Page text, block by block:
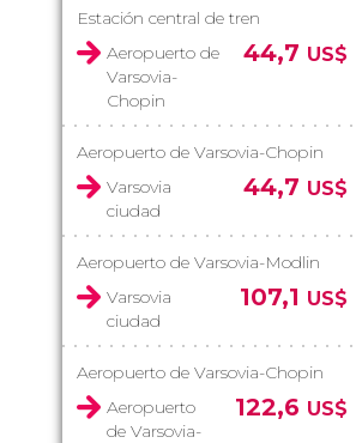
Estación central de tren
Aeropuerto de
Varsovia-
Chopin
44,7 US$
Aeropuerto de Varsovia-Chopin
Varsovia
ciudad
44,7 US$
Aeropuerto de Varsovia-Modlin
Varsovia
ciudad
107,1 US$
Aeropuerto de Varsovia-Chopin
Aeropuerto
de Varsovia-
122,6 US$